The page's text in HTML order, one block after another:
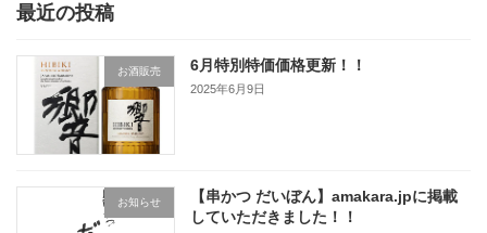
最近の投稿
お酒販売 6月特別特価価格更新！！
2025年6月9日
お知らせ
【串かつ だいぼん】amakara.jpに掲載
していただきました！！